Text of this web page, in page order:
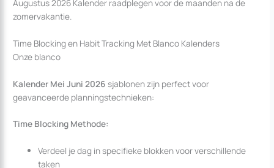
Augustus 2026 Kalender raadplegen voor de maanden na de
zomervakantie.
Time Blocking en Habit Tracking Met Blanco Kalenders
Onze blanco
Kalender Mei Juni 2026 sjablonen zijn perfect voor
geavanceerde planningstechnieken:
Time Blocking Methode:
Verdeel je dag in specifieke blokken voor verschillende
taken